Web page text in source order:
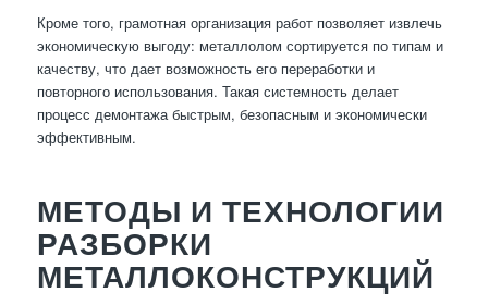
Кроме того, грамотная организация работ позволяет извлечь
экономическую выгоду: металлолом сортируется по типам и
качеству, что дает возможность его переработки и
повторного использования. Такая системность делает
процесс демонтажа быстрым, безопасным и экономически
эффективным.
МЕТОДЫ И ТЕХНОЛОГИИ
РАЗБОРКИ
МЕТАЛЛОКОНСТРУКЦИЙ